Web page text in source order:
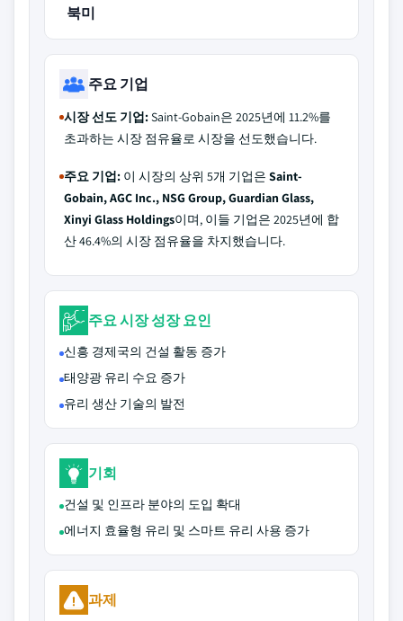
북미
주요 기업
시장 선도 기업:Saint-Gobain은 2025년에 11.2%를
초과하는 시장 점유율로 시장을 선도했습니다.
주요 기업: 이 시장의 상위 5개 기업은 Saint-
Gobain, AGC Inc., NSG Group, Guardian Glass,
Xinyi Glass Holdings이며, 이들 기업은 2025년에 합
산 46.4%의 시장 점유율을 차지했습니다.
주요 시장 성장 요인
신흥 경제국의 건설 활동 증가
태양광 유리 수요 증가
유리 생산 기술의 발전
기회
건설 및 인프라 분야의 도입 확대
에너지 효율형 유리 및 스마트 유리 사용 증가
과제